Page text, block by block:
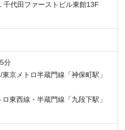
代田ファーストビル東館13F
分
京メトロ半蔵門線「神保町駅」
東西線・半蔵門線「九段下駅」